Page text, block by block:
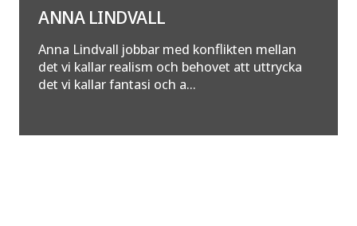
ANNA LINDVALL
Anna Lindvall jobbar med konflikten mellan
det vi kallar realism och behovet att uttrycka
det vi kallar fantasi och a...